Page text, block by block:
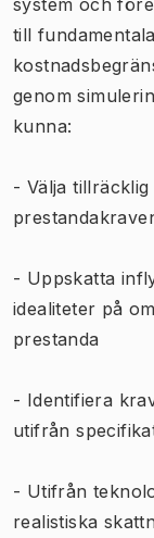
till
genom
kunna:
- Välja
- Uppskatta
idealiteter på
prestanda
- Identifiera
utifrån
- Utifrån
realistiska